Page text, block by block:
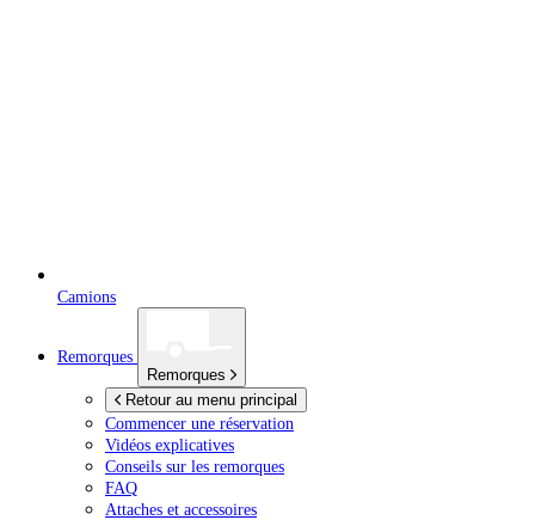
Camions
Remorques
Remorques
Retour au menu principal
Commencer une réservation
Vidéos explicatives
Conseils sur les remorques
FAQ
Attaches et accessoires